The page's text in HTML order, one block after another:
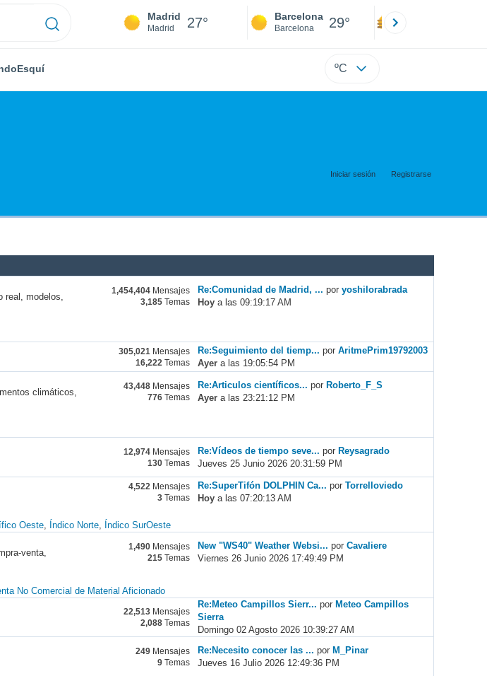
Madrid
Madrid 27° Barcelona
Barcelona 29°
Esquí ºC
Iniciar sesión Registrarse
real, modelos,
1,454,404 Mensajes
3,185 Temas
Re:Comunidad de Madrid, ... poryoshilorabrada
Hoy a las 09:19:17 AM
305,021 Mensajes
16,222 Temas
Re:Seguimiento del tiemp... porAritmePrim19792003
Ayer a las 19:05:54 PM
climáticos,
43,448 Mensajes
776 Temas
Re:Articulos científicos... por Roberto_F_S
Ayer a las 23:21:12 PM
12,974 Mensajes
130 Temas
Re:Vídeos de tiempo seve... porReysagrado
Jueves 25 Junio 2026 20:31:59 PM
4,522 Mensajes
3 Temas
Re:SuperTifón DOLPHIN Ca... porTorrelloviedo
Hoy a las 07:20:13 AM
Oeste Índico Norte Índico SurOeste
venta,
1,490 Mensajes
215 Temas
New "WS40" Weather Websi... porCavaliere
Viernes 26 Junio 2026 17:49:49 PM
No Comercial de Material Aficionado
22,513 Mensajes
2,088 Temas
Re:Meteo Campillos Sierr... por Meteo Campillos
Sierra
Domingo 02 Agosto 2026 10:39:27 AM
249 Mensajes
9 Temas
Re:Necesito conocer las ... porM_Pinar
Jueves 16 Julio 2026 12:49:36 PM